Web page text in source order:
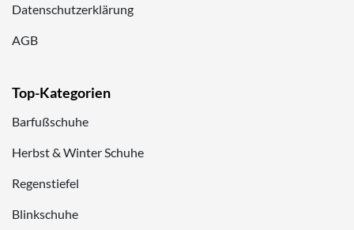
Datenschutzerklärung
AGB
Top-Kategorien
Barfußschuhe
Herbst & Winter Schuhe
Regenstiefel
Blinkschuhe